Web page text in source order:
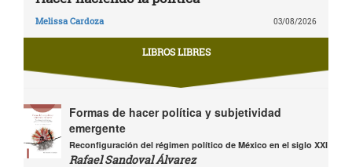
Melissa Cardoza 03/08/2026
LIBROS LIBRES
Formas de hacer política y subjetividad
emergente
Reconfiguración del régimen político de México en el siglo XXI
Rafael Sandoval Álvarez